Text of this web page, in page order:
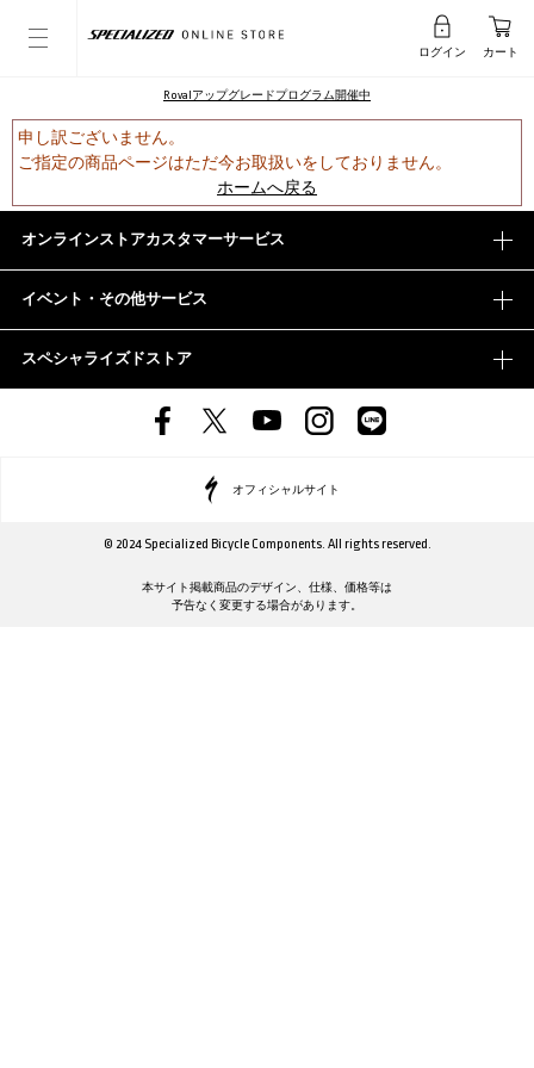
ログイン カート
Rovalアップグレードプログラム開催中
申し訳ございません。
ご指定の商品ページはただ今お取扱いをしておりません。
ホームへ戻る
オンラインストアカスタマーサービス
イベント・その他サービス
スペシャライズドストア
オフィシャルサイト
© 2024 Specialized Bicycle Components. All rights reserved.
本サイト掲載商品のデザイン、仕様、価格等は
予告なく変更する場合があります。